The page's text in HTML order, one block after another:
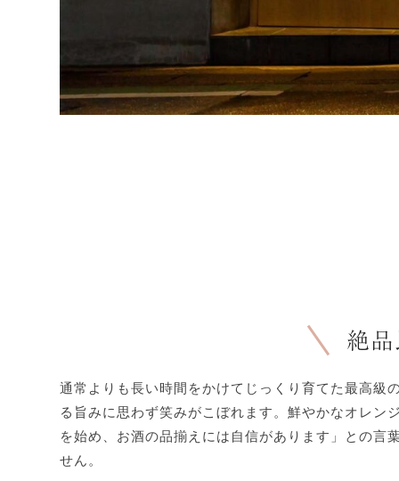
絶
通常よりも長い時間をかけてじっくり育てた最高級
る旨みに思わず笑みがこぼれます。鮮やかなオレ
を始め、お酒の品揃えには自信があります」との言
せん。